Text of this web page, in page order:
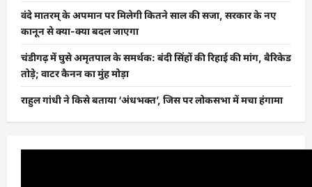
वंदे मातरम् के अपमान पर मिलेगी कितने साल की सजा, सरकार के नए
कानून से क्या-क्या बदल जाएगा
चंडीगढ़ में घुसे अमृतपाल के समर्थक: बंदी सिंहों की रिहाई की मांग, बैरिकेड
तोड़े; वाटर कैनन का मुंह मोड़ा
राहुल गांधी ने किसे बताया ‘अंधभक्त’, जिस पर लोकसभा में मचा हंगामा